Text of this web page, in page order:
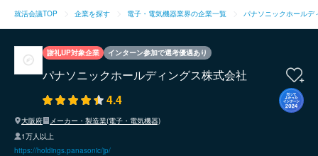
就活会議TOP 企業を探す 電子・電気機器業界の企業一覧 パナソニックホールデ
謝礼UP対象企業 インターン参加で選考優遇あり
パナソニックホールディングス株式会社
4.4
大阪府
メーカー・製造業(電子・電気機器)
1万人以上
https://holdings.panasonic/jp/